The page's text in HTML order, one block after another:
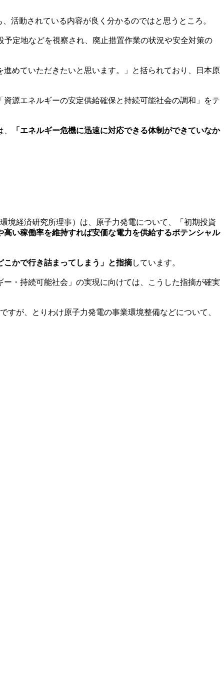
活動されている内容が良く分かるのではと思うところ。
定地などを視察され、廃止措置作業の状況や安全対策の
めていただきたいと思います。」と括られており、日本原
源エネルギーの安定供給確保と持続可能社会の調和」をテ
「エネルギー危機に迅速に対応できる体制ができていなか
境経済研究所理事）は、原子力発電について、「初期投資
高い稼働率を維持すれば安価な電力を供給するポテンシャル
かで行き詰まってしまう」と指摘しています。
・持続可能社会」の実現に向けては、こうした指摘が確実
が、とりわけ原子力発電の事業環境整備などについて、